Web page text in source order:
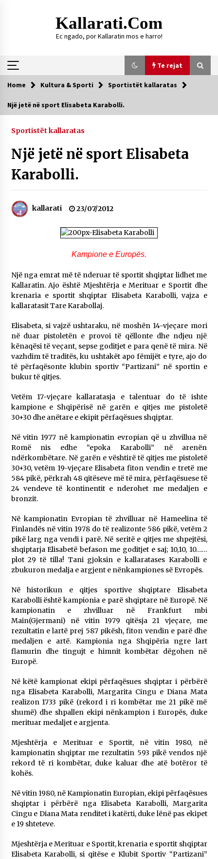
Kallarati.com
Ec ngado, por Kallaratin mos e harro!
Te rejat
Te rejat
SHOQATËS “KALLARATI”
Gazeta Kallarati nr. 118
07/07/2026
06/06/2026
NË KALLARAT, NË “FSHATIN E DJEGUR” U
ZHVILLUA EDICIONI I TRETË I PIKNIKU
Gazeta Kallarati nr. 117
03/05/2026
Gazeta Kallarati nr. 116
Mbi kockat e martirëve ngrihet Atdheu
17/10/2025
Gazeta Kallarati nr. 115
14/10/2025
Faksimilet e një 83 vjetori lufte: Çfarë shkruan
Vexhi Buharaja për Heroin e Popullit, Mumin
Selami.
KALLARATI NË AKSIONET KOMBËTARE PËR
RINDËRTIMIN E VENDIT – NGA ÇIZE XHAFERAJ
22/09/2025
– ËNGJËLL HASIMAJ – “KUJTIMET E MIA PËR
KALLARATIN SI MËSUES I MATEMATIKËS, POR
EDHE SI NJË BANOR I PËRKOHSHËM I TIJ”
Gazeta Kallarati nr. 114
06/02/2025
Home Kultura & Sporti Sportistët kallaratas
Një jetë në sport Elisabeta Karabolli.
Sportistët kallaratas
Një jetë në sport Elisabeta
Karabolli.
kallarati 23/07/2012
Kampione e Europës.
Një nga emrat më të nderuar të sportit shqiptar lidhet me
Kallaratin. Ajo është Mjeshtërja e Merituar e Sportit dhe
krenaria e sportit shqiptar Elisabeta Karabolli, vajza e
kallaratasit Tare Karabollaj.
Elisabeta, si vajzë ushtaraku, në moshën 14-vjeçare mori
në duar pistoletën e provoi të qëllonte dhe ndjeu një
kënaqësi të veçant, sepse goditjet e para qenë të mira. Në
vazhdim të traditës, ku ushtakët apo fëmijët e tyre, ajo do
të përfaqësonte klubin sportiv “Partizani” në sportin e
bukur të qitjes.
Vetëm 17-vjeçare kallaratasja e talentuar do të ishte
kampione e Shqipërisë në garën e qitjes me pistoletë
30+30 dhe anëtare e ekipit përfaqësues shqiptar.
Në vitin 1977 në kampionatin evropian që u zhvillua në
Romë nis edhe “epoka Karabolli” në arenën
ndërkombëtare. Në garën e vështirë të qitjes me pistoletë
30+30, vetëm 19-vjeçare Elisabeta fiton vendin e tretë me
584 pikë, përkrah 48 qitëseve më të mira, përfaqësuese të
24 vendeve të kontinentit e nderohet me medaljen e
bronzit.
Në kampionatin Evropian të zhvilluar në Hameelina të
Finlandës në vitin 1978 do të realizonte 586 pikë, vetëm 2
pikë larg nga vendi i parë. Në seritë e qitjes me shpejtësi,
shqiptarja Elisabetë befason me goditjet e saj; 10,10, 10……
plot 29 të tilla! Tani gjoksin e kallaratases Karabolli e
zbukuron medalja e argjent e nënkampiones së Evropës.
Në historikun e qitjes sportive shqiptare Elisabeta
Karabolli është kampionia e parë shqiptare në Europë. Në
kampionatin e zhvilluar në Frankfurt mbi
Main(Gjermani) në vitin 1979 qitësja 21 vjeçare, me
rezultatin e lartë prej 587 pikësh, fiton vendin e parë dhe
medaljen e artë. Kampionia nga Shqipëria ngre lart
flamurin dhe tingujt e himnit kombëtar dëgohen në
Europë.
Në këtë kampionat ekipi përfaqësues shqiptar i përbërë
nga Elisabeta Karabolli, Margarita Cingu e Diana Mata
realizon 1733 pikë (rekord i ri kombëtar me 21 pikë më
shumë) dhe shpallen ekipi nënkampion i Europës, duke
merituar medaljet e argjenta.
Mjeshtërja e Merituar e Sportit, në vitin 1980, në
kampionatin shqiptar me rezultatin 593 pikë vendos një
rekord të ri kombëtar, duke kaluar dhe atë botëror të
kohës.
Në vitin 1980, në Kampionatin Europian, ekipi përfaqësues
shqiptar i përbërë nga Elisabeta Karabolli, Margarita
Cingu e Diana Mata renditet i katërti, duke lënë pas ekipet
e 19 shteteve.
Mjeshtërja e Merituar e Sportit, krenaria e sportit shqiptar
Elisabeta Karabolli, si qitëse e Klubit Sportiv “Partizani”